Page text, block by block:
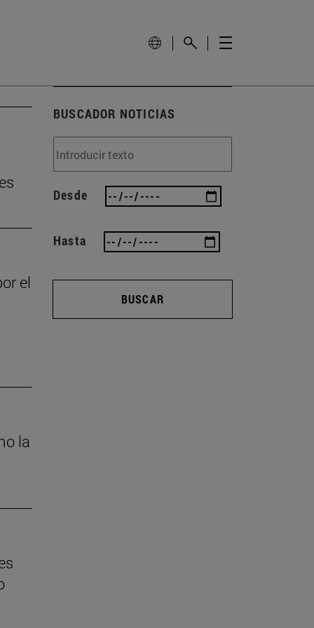
el
la
BUSCADOR NOTICIAS
Desde
Hasta
BUSCAR